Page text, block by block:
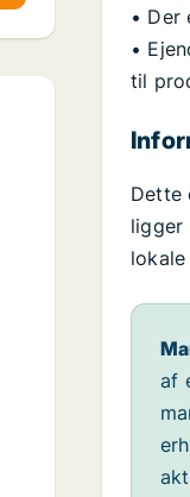
• Der
•
til
Dette
ligger
af